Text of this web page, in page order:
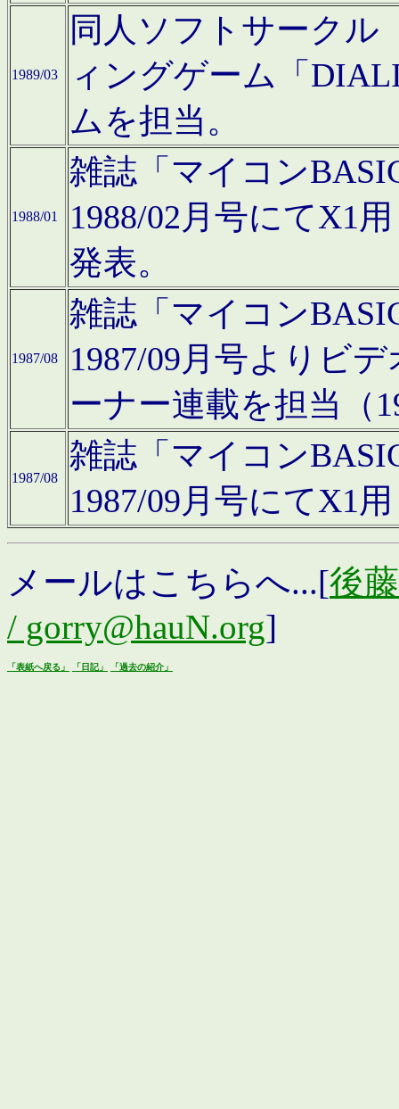
1989/03
同人ソフトサークル
ィングゲーム「
ムを担当。
1988/01
雑誌「マイコン
1988/02月号にてX1
発表。
1987/08
雑誌「マイコン
1987/09月号よりビ
ーナー連載を担当（
1987/08
雑誌「マイコン
1987/09月号にてX1
メールはこちらへ...[後
/ gorry@hauN.org]
「表紙へ戻る」 「日記」 「過去の紹介」